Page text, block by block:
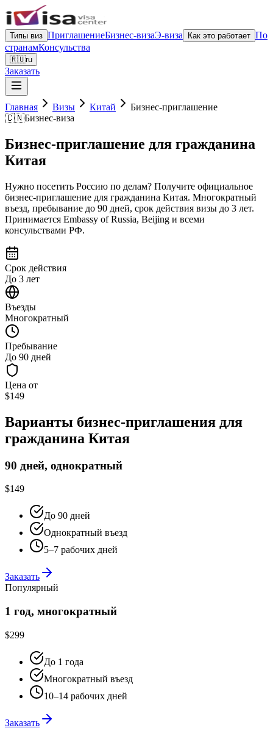
Типы виз ПриглашениеБизнес-визаЭ-виза Как это работает По
странамКонсульства
🇷🇺ru
Заказать
Главная Визы Китай
Бизнес-приглашение
🇨🇳Бизнес-виза
Бизнес-приглашение для гражданина
Китая
Нужно посетить Россию по делам? Получите официальное
бизнес-приглашение для гражданина Китая. Многократный
въезд, пребывание до 90 дней, срок действия визы до 3 лет.
Принимается Embassy of Russia, Beijing и всеми
консульствами РФ.
Срок действия
До 3 лет
Въезды
Многократный
Пребывание
До 90 дней
Цена от
$149
Варианты бизнес-приглашения для
гражданина Китая
90 дней, однократный
$149
До 90 дней
Однократный въезд
5–7 рабочих дней
Заказать
Популярный
1 год, многократный
$299
До 1 года
Многократный въезд
10–14 рабочих дней
Заказать